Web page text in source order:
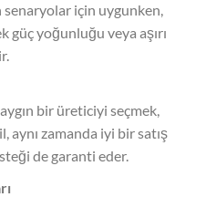
senaryolar için uygunken,
güç yoğunluğu veya aşırı
bir üreticiyi seçmek,
aynı zamanda iyi bir satış
de garanti eder.